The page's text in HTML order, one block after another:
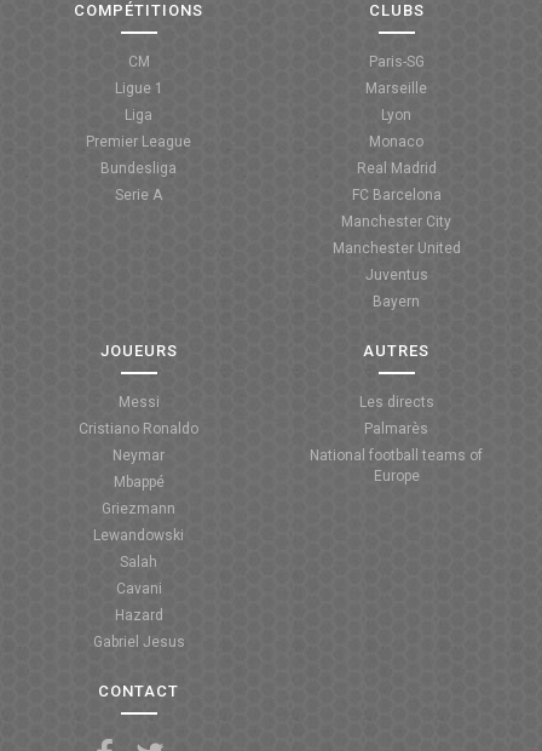
COUPE DE FRANCE
COUPE DE LA LIGUE
COMPÉTITIONS
CM
Ligue 1
Liga
Premier League
Bundesliga
Serie A
CLUBS
Paris-SG
Marseille
Lyon
Monaco
Real Madrid
FC Barcelona
Manchester City
Manchester United
Juventus
Bayern
JOUEURS
Messi
Cristiano Ronaldo
Neymar
Mbappé
Griezmann
Lewandowski
Salah
Cavani
Hazard
Gabriel Jesus
AUTRES
Les directs
Palmarès
National football teams of
Europe
CONTACT